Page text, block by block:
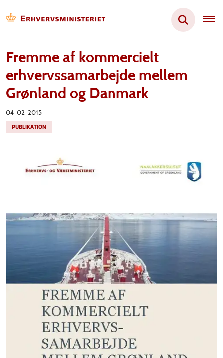
Fremme af kommercielt
erhvervssamarbejde mellem
Grønland og Danmark
04-02-2015
PUBLIKATION